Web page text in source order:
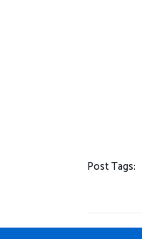
Post Tags: